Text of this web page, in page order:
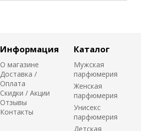
Информация
О магазине
Доставка /
Оплата
Скидки / Акции
Отзывы
Контакты
Каталог
Мужская
парфюмерия
Женская
парфюмерия
Унисекс
парфюмерия
Детская